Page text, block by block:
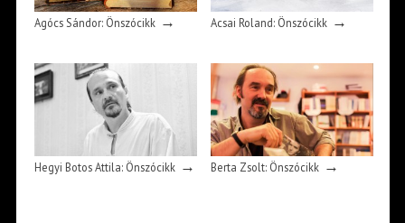
Agócs Sándor: Önszócikk→ Acsai Roland: Önszócikk→
Hegyi Botos Attila: Önszócikk→ Berta Zsolt: Önszócikk→